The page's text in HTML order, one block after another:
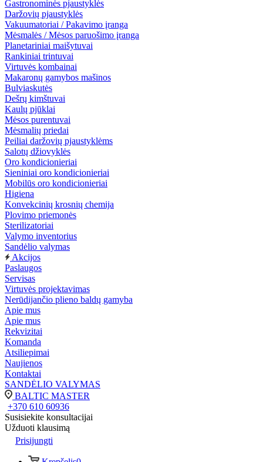
Gastronominės pjaustyklės
Daržovių pjaustyklės
Vakuumatoriai / Pakavimo įranga
Mėsmalės / Mėsos paruošimo įranga
Planetariniai maišytuvai
Rankiniai trintuvai
Virtuvės kombainai
Makaronų gamybos mašinos
Bulviaskutės
Dešrų kimštuvai
Kaulų pjūklai
Mėsos purentuvai
Mėsmalių priedai
Peiliai daržovių pjaustyklėms
Salotų džiovyklės
Oro kondicionieriai
Sieniniai oro kondicionieriai
Mobilūs oro kondicionieriai
Higiena
Konvekcinių krosnių chemija
Plovimo priemonės
Sterilizatoriai
Valymo inventorius
Sandėlio valymas
Akcijos
Paslaugos
Servisas
Virtuvės projektavimas
Nerūdijančio plieno baldų gamyba
Apie mus
Apie mus
Rekvizitai
Komanda
Atsiliepimai
Naujienos
Kontaktai
SANDĖLIO VALYMAS
BALTIC MASTER
+370 610 60936
Susisiekite konsultacijai
Užduoti klausimą
Prisijungti